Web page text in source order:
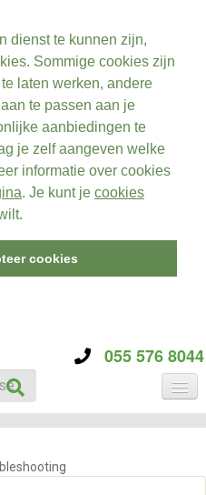
dienst te kunnen zijn,
Sommige cookies zijn
laten werken, andere
te passen aan je
aanbiedingen te
je zelf aangeven welke
informatie over cookies
. Je kunt je cookies
cookies
055 576 8044